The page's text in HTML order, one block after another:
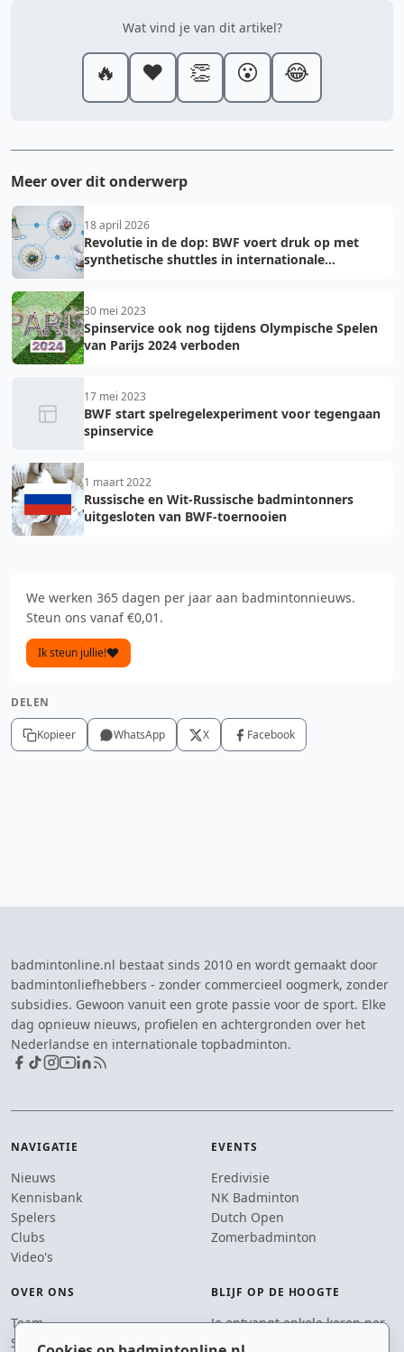
Wat vind je van dit artikel?
🔥 ❤️ 👏 😮 😂
Meer over dit onderwerp
18 april 2026
Revolutie in de dop: BWF voert druk op met
synthetische shuttles in internationale
30 mei 2023
Spinservice ook nog tijdens Olympische Spelen
van Parijs 2024 verboden
17 mei 2023
BWF start spelregelexperiment voor tegengaan
spinservice
1 maart 2022
Russische en Wit-Russische badmintonners
uitgesloten van BWF-toernooien
We werken 365 dagen per jaar aan badmintonnieuws.
Steun ons vanaf €0,01.
Ik steun jullie!
DELEN
Kopieer WhatsApp X Facebook
badmintonline.nl bestaat sinds 2010 en wordt gemaakt door
badmintonliefhebbers - zonder commercieel oogmerk, zonder
subsidies. Gewoon vanuit een grote passie voor de sport. Elke
dag opnieuw nieuws, profielen en achtergronden over het
Nederlandse en internationale topbadminton.
NAVIGATIE
Nieuws
Kennisbank
Spelers
Clubs
Video's
EVENTS
Eredivisie
NK Badminton
Dutch Open
Zomerbadminton
OVER ONS
Team
Supporters
BLIJF OP DE HOOGTE
Je ontvangt enkele keren per
jaar een e-mail met het